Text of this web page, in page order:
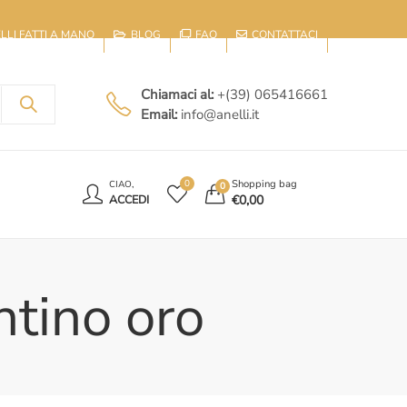
FATTI A MANO BLOG FAQ CONTATTACI
Chiamaci al: +(39) 065416661
Email: info@anelli.it
CIAO,
ACCEDI
0 0 Shopping bag
€0,00
oro